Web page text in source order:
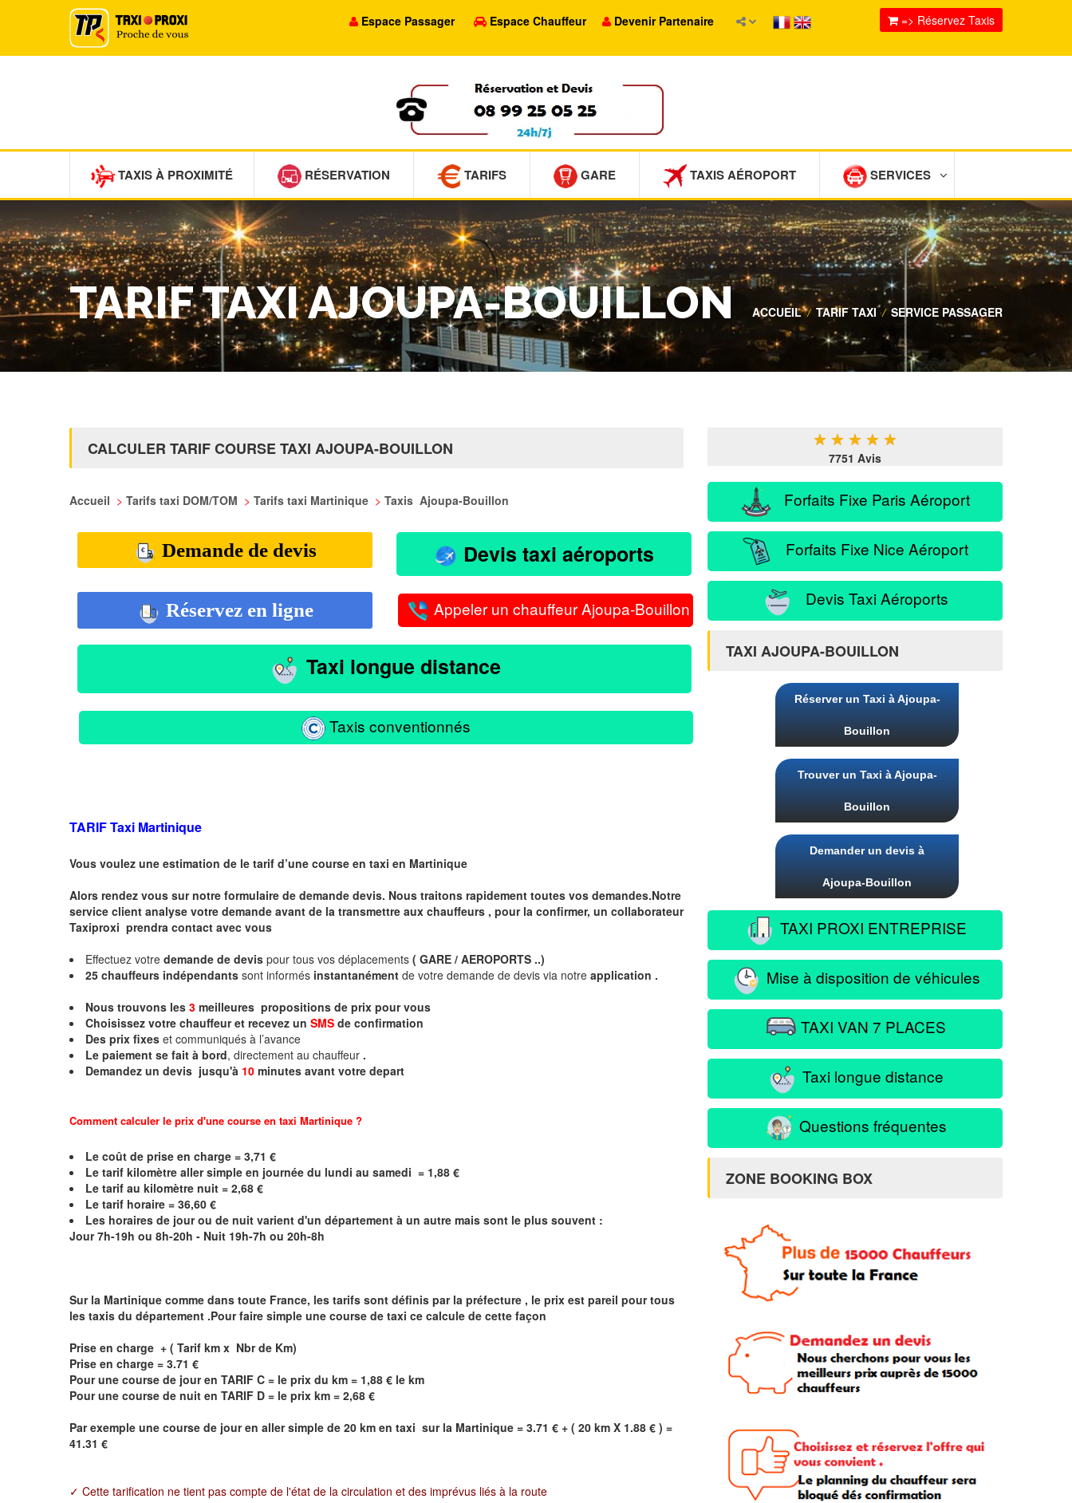
Espace Passager Espace Chauffeur Devenir Partenaire => Réservez Taxis
TAXIS À PROXIMITÉ RÉSERVATION TARIFS GARE TAXIS AÉROPORT SERVICES
TARIF TAXI AJOUPA-BOUILLON ACCUEIL / TARIF TAXI / SERVICE PASSAGER
CALCULER TARIF COURSE TAXI AJOUPA-BOUILLON
Accueil > Tarifs taxi DOM/TOM > Tarifs taxi Martinique > Taxis Ajoupa-Bouillon
Demande de devis Devis taxi aéroports
Réservez en ligne Appeler un chauffeur Ajoupa-Bouillon
Taxi longue distance
Taxis conventionnés
TARIF Taxi Martinique
Vous voulez une estimation de le tarif d’une course en taxi en Martinique
Alors rendez vous sur notre formulaire de demande devis. Nous traitons rapidement toutes vos demandes.Notre
service client analyse votre demande avant de la transmettre aux chauffeurs , pour la confirmer, un collaborateur
Taxiproxi prendra contact avec vous
Effectuez votre demande de devis pour tous vos déplacements ( GARE / AEROPORTS ..)
25 chauffeurs indépendants sont informés instantanément de votre demande de devis via notre application .
Nous trouvons les 3 meilleures propositions de prix pour vous
Choisissez votre chauffeur et recevez un SMS de confirmation
Des prix fixes et communiqués à l’avance
Le paiement se fait à bord, directement au chauffeur .
Demandez un devis jusqu'à 10 minutes avant votre depart
Comment calculer le prix d'une course en taxi Martinique ?
Le coût de prise en charge = 3,71 €
Le tarif kilomètre aller simple en journée du lundi au samedi = 1,88 €
Le tarif au kilomètre nuit = 2,68 €
Le tarif horaire = 36,60 €
Les horaires de jour ou de nuit varient d'un département à un autre mais sont le plus souvent :
Jour 7h-19h ou 8h-20h - Nuit 19h-7h ou 20h-8h
Sur la Martinique comme dans toute France, les tarifs sont définis par la préfecture , le prix est pareil pour tous
les taxis du département .Pour faire simple une course de taxi ce calcule de cette façon
Prise en charge + ( Tarif km x Nbr de Km)
Prise en charge = 3.71 €
Pour une course de jour en TARIF C = le prix du km = 1,88 € le km
Pour une course de nuit en TARIF D = le prix km = 2,68 €
Par exemple une course de jour en aller simple de 20 km en taxi sur la Martinique = 3.71 € + ( 20 km X 1.88 € ) =
41.31 €
✓ Cette tarification ne tient pas compte de l'état de la circulation et des imprévus liés à la route
★ ★ ★ ★ ★
7751 Avis
Forfaits Fixe Paris Aéroport
Forfaits Fixe Nice Aéroport
Devis Taxi Aéroports
TAXI AJOUPA-BOUILLON
Réserver un Taxi à Ajoupa-
Bouillon
Trouver un Taxi à Ajoupa-
Bouillon
Demander un devis à
Ajoupa-Bouillon
TAXI PROXI ENTREPRISE
Mise à disposition de véhicules
TAXI VAN 7 PLACES
Taxi longue distance
Questions fréquentes
ZONE BOOKING BOX